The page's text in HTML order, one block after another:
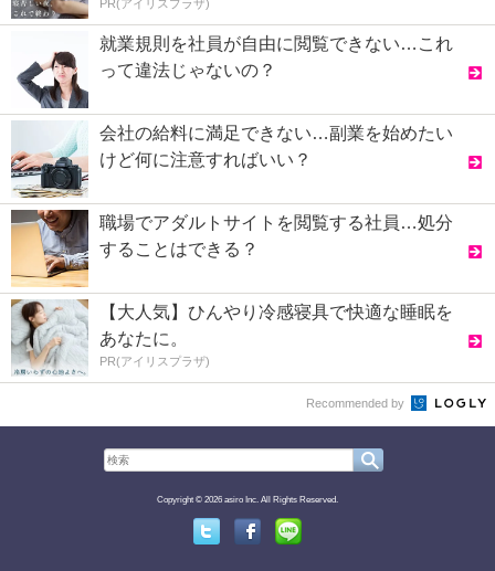
PR(アイリスプラザ)
就業規則を社員が自由に閲覧できない…これ
って違法じゃないの？
会社の給料に満足できない…副業を始めたい
けど何に注意すればいい？
職場でアダルトサイトを閲覧する社員…処分
することはできる？
【大人気】ひんやり冷感寝具で快適な睡眠を
あなたに。
PR(アイリスプラザ)
Recommended by
Copyright © 2026 asiro Inc. All Rights Reserved.